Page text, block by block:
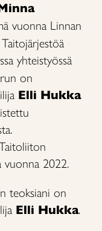
vuonna Linnan
yhteistyössä
on
Elli Hukka
vuonna 2022.
teoksiani on
Elli Hukka.